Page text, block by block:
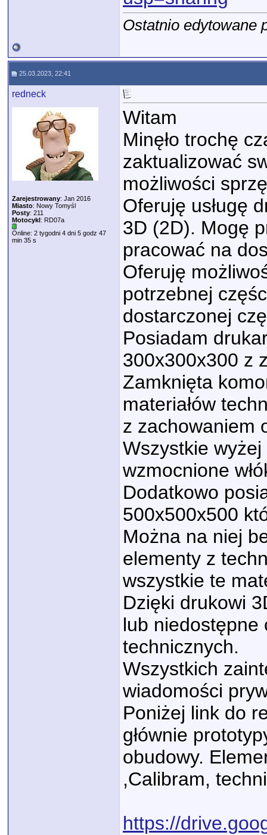
Ostatnio edytowane
25.03.2023, 22:41
redneck
Zarejestrowany: Jan 2016
Miasto: Nowy Tomyśl
Posty: 211
Motocykl: RD07a
Online: 2 tygodni 4 dni 5 godz 47
min 35 s
Witam
Minęło trochę
zaktualizować
możliwości
Oferuję usługę
3D (2D). Mogę
pracować na
Oferuję
potrzebnej
dostarczonej
Posiadam
300x300x300 z
Zamknięta
materiałów
z zachowaniem
Wszystkie
wzmocnione
Dodatkowo
500x500x500
Można na niej
elementy z
wszystkie te
Dzięki drukowi
lub niedostępne
technicznych.
Wszystkich
wiadomości
Poniżej link do
głównie
obudowy.
,Calibram,
https://